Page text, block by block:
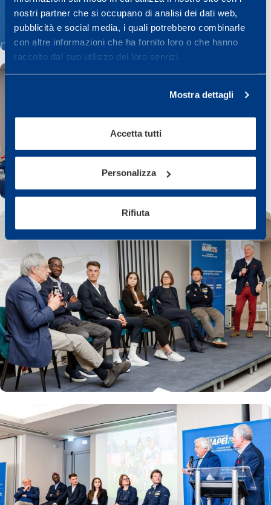
nostri partner che si occupano di analisi dei dati web,
pubblicità e social media, i quali potrebbero combinarle
con altre informazioni che ha fornito loro o che hanno
raccolto dal suo utilizzo dei loro servizi.
Mostra dettagli
Accetta tutti
Personalizza
Rifiuta